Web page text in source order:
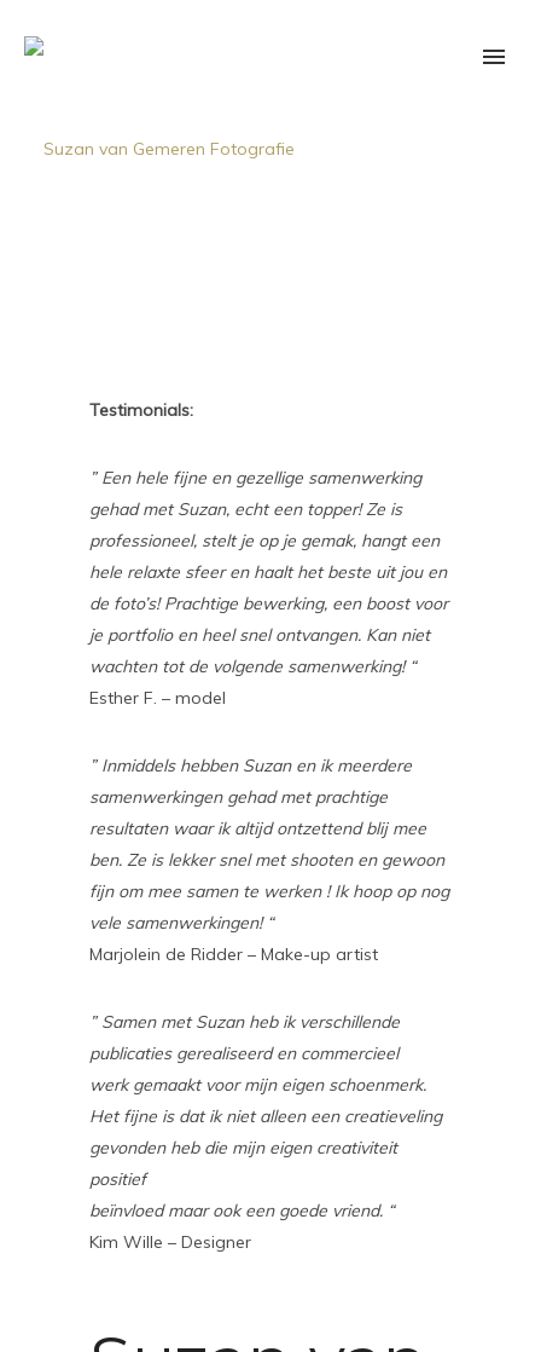
Testimonials:
” Een hele fijne en gezellige samenwerking
gehad met Suzan, echt een topper! Ze is
professioneel, stelt je op je gemak, hangt een
hele relaxte sfeer en haalt het beste uit jou en
de foto’s! Prachtige bewerking, een boost voor
je portfolio en heel snel ontvangen. Kan niet
wachten tot de volgende samenwerking! “
Esther F. – model
” Inmiddels hebben Suzan en ik meerdere
samenwerkingen gehad met prachtige
resultaten waar ik altijd ontzettend blij mee
ben. Ze is lekker snel met shooten en gewoon
fijn om mee samen te werken ! Ik hoop op nog
vele samenwerkingen! “
Marjolein de Ridder – Make-up artist
” Samen met Suzan heb ik verschillende
publicaties gerealiseerd en commercieel
werk gemaakt voor mijn eigen schoenmerk.
Het fijne is dat ik niet alleen een creatieveling
gevonden heb die mijn eigen creativiteit
positief
beïnvloed maar ook een goede vriend. “
Kim Wille – Designer